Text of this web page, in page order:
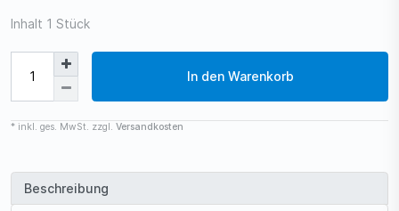
Inhalt 1 Stück
In den Warenkorb
* inkl. ges. MwSt. zzgl. Versandkosten
Beschreibung